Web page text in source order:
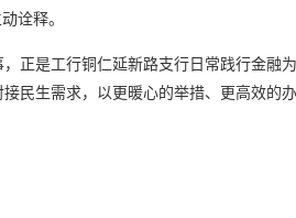
诠释。
正是工行铜仁延新路支行日常践行金融
民生需求，以更暖心的举措、更高效的